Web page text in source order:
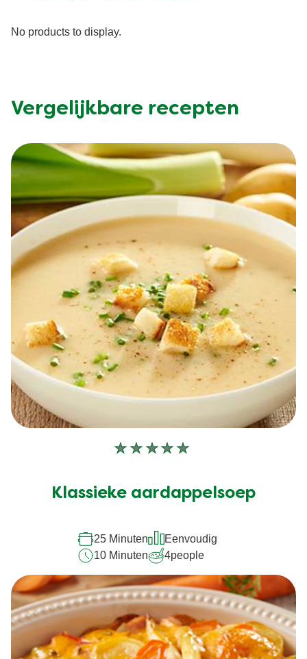
No products to display.
Vergelijkbare recepten
Geen
voor
Klassieke aardappelsoep
25 Minuten
Eenvoudig
10 Minuten
4people